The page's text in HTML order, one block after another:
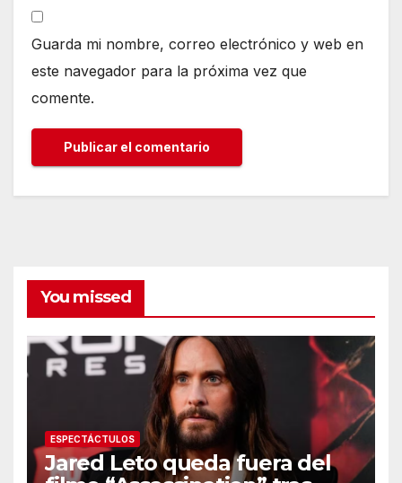
Guarda mi nombre, correo electrónico y web en
este navegador para la próxima vez que
comente.
You missed
ESPECTÁCTULOS
Jared Leto queda fuera del